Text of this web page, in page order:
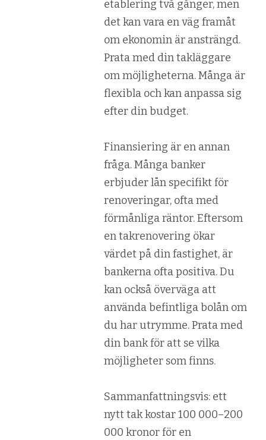
etablering två gånger, men
det kan vara en väg framåt
om ekonomin är ansträngd.
Prata med din takläggare
om möjligheterna. Många är
flexibla och kan anpassa sig
efter din budget.
Finansiering är en annan
fråga. Många banker
erbjuder lån specifikt för
renoveringar, ofta med
förmånliga räntor. Eftersom
en takrenovering ökar
värdet på din fastighet, är
bankerna ofta positiva. Du
kan också överväga att
använda befintliga bolån om
du har utrymme. Prata med
din bank för att se vilka
möjligheter som finns.
Sammanfattningsvis: ett
nytt tak kostar 100 000–200
000 kronor för en